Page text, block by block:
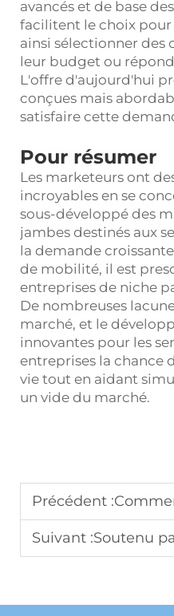
avancés et de base
facilitent le choix pour
ainsi sélectionner des
leur budget ou
L'offre d'aujourd'hui
conçues mais
satisfaire cette
Pour résumer
Les marketeurs ont
incroyables en se
sous-développé des
jambes destinés aux
la demande
de mobilité, il est
entreprises de niche
De nombreuses
marché, et le
innovantes pour les
entreprises la chance
vie tout en aidant
un vide du marché.
Précédent :Comment les pistolets à massage
Suivant :Soutenu par la science :